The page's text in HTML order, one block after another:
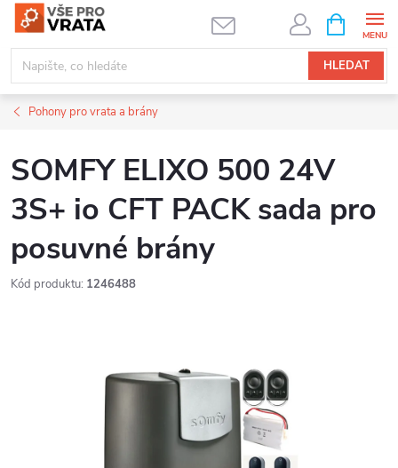
Přejít
obsah
HLEDAT
NÁKUPNÍ
KOŠÍK
Pohony pro vrata a brány
SOMFY ELIXO 500 24V
3S+ io CFT PACK sada pro
posuvné brány
Kód produktu: 1246488